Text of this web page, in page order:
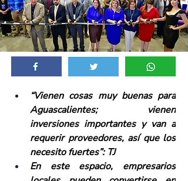
“Vienen cosas muy buenas para
Aguascalientes; vienen
inversiones importantes y van a
requerir proveedores, así que los
necesito fuertes”: TJ
En este espacio, empresarios